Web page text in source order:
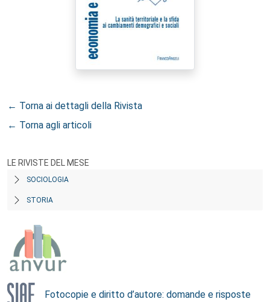
← Torna ai dettagli della Rivista
← Torna agli articoli
LE RIVISTE DEL MESE
SOCIOLOGIA
STORIA
Fotocopie e diritto d’autore: domande e risposte